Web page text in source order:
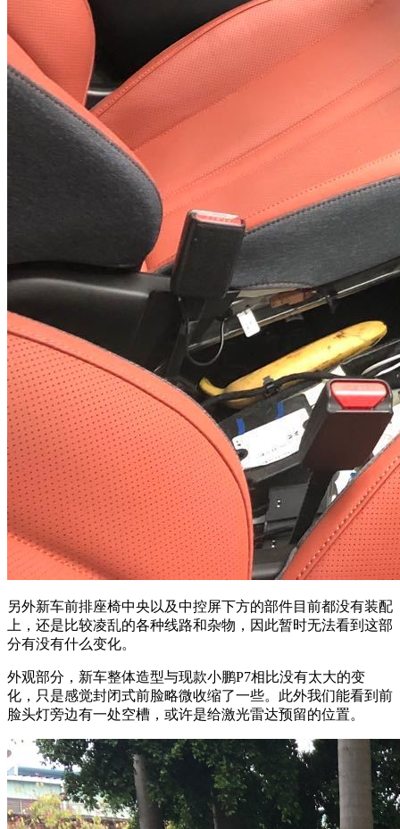
另外新车前排座椅中央以及中控屏下方的部件目前都没有装配
上，还是比较凌乱的各种线路和杂物，因此暂时无法看到这部
分有没有什么变化。
外观部分，新车整体造型与现款小鹏P7相比没有太大的变
化，只是感觉封闭式前脸略微收缩了一些。此外我们能看到前
脸头灯旁边有一处空槽，或许是给激光雷达预留的位置。